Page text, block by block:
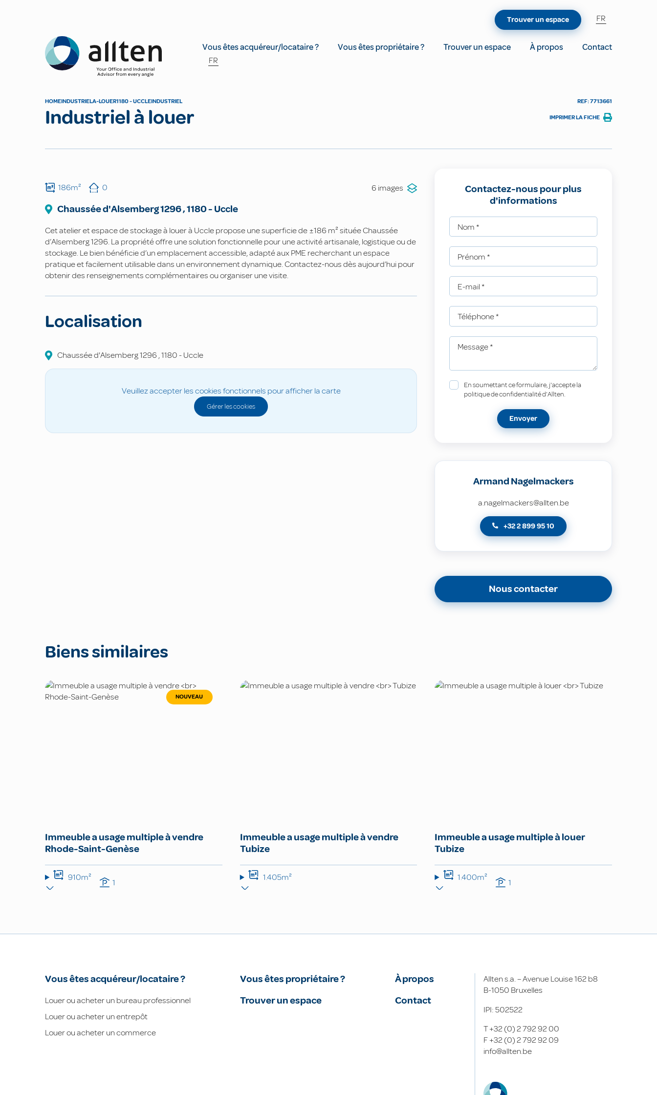
Allten
Vous êtes acquéreur/locataire ? Vous êtes propriétaire ? Trouver un espace À propos
Contact
FR
Trouver un espace FR
HOMEINDUSTRIELA-LOUER1180 - UCCLEINDUSTRIEL
Industriel à louer
REF: 7713661
IMPRIMER LA FICHE
186m² 0 6 images
Chaussée d'Alsemberg1296,1180- Uccle
Cet atelier et espace de stockage à louer à Uccle propose une superficie de ±186 m² située Chaussée
d’Alsemberg 1296. La propriété offre une solution fonctionnelle pour une activité artisanale, logistique ou de
stockage. Le bien bénéficie d’un emplacement accessible, adapté aux PME recherchant un espace
pratique et facilement utilisable dans un environnement dynamique. Contactez-nous dès aujourd’hui pour
obtenir des renseignements complémentaires ou organiser une visite.
Localisation
Chaussée d'Alsemberg1296 ,1180-Uccle
Veuillez accepter les cookies fonctionnels pour afficher la carte
Gérer les cookies
Contactez-nous pour plus
d'informations
Nom *
Prénom *
E-mail *
Téléphone*
Message*
En soumettant ce formulaire, j'accepte la
politique de confidentialité d'Allten.
Envoyer
Armand Nagelmackers
a.nagelmackers@allten.be
+32 2 899 95 10
Nous contacter
Biens similaires
NOUVEAU
Immeuble a usage multiple à vendre
Rhode-Saint-Genèse
910m² 1
Immeuble a usage multiple à vendre
Tubize
1.405m²
Immeuble a usage multiple à louer
Tubize
1.400m² 1
Vous êtes acquéreur/locataire ?
Louer ou acheter un bureau professionnel
Louer ou acheter un entrepôt
Louer ou acheter un commerce
Vous êtes propriétaire ?
Trouver un espace
À propos
Contact
Allten s.a. – Avenue Louise 162 b8
B-1050 Bruxelles
IPI: 502522
T+32 (0) 2 792 92 00
F+32 (0) 2 792 92 09
info@allten.be